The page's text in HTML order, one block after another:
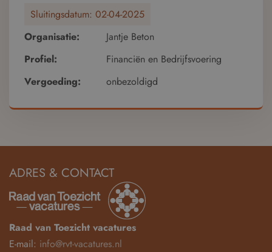
Sluitingsdatum: 02-04-2025
Organisatie:
Jantje Beton
Profiel:
Financiën en Bedrijfsvoering
Vergoeding:
onbezoldigd
ADRES & CONTACT
Raad van Toezicht vacatures
E-mail: info@rvt-vacatures.nl